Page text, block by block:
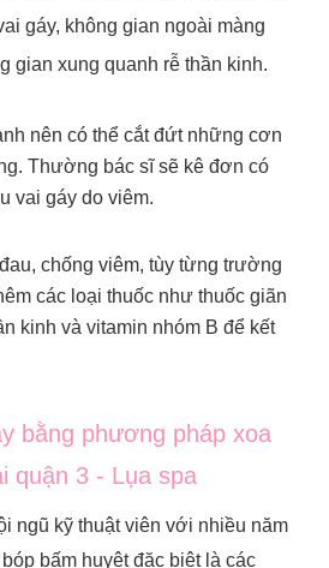
gáy, không gian ngoài màng
gian xung quanh rễ thần kinh.
nên có thể cắt đứt những cơn
Thường bác sĩ sẽ kê đơn có
vai gáy do viêm.
chống viêm, tùy từng trường
các loại thuốc như thuốc giãn
kinh và vitamin nhóm B để kết
bằng phương pháp xoa
quận 3 - Lụa spa
ngũ kỹ thuật viên với nhiều năm
bấm huyệt đặc biệt là các